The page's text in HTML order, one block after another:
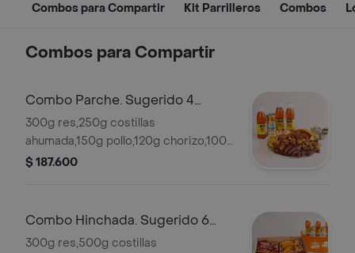
Combos para Compartir Kit Parrilleros Combos
Combos para Compartir
Combo Parche. Sugerido 4
personas.
300g res,250g costillas
ahumada,150g pollo,120g chorizo,100g
chicharron,papa criolla,arepas,plátano
$ 187.600
Combo Hinchada. Sugerido 6
personas.
300g res,500g costillas